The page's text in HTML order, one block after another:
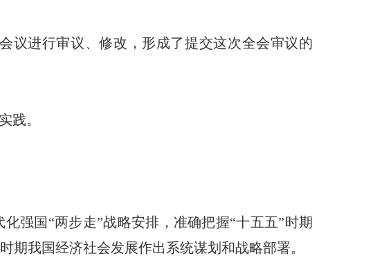
议进行审议、修改，形成了提交这次全会审议的
践。
强国“两步走”战略安排，准确把握“十五五”时期
期我国经济社会发展作出系统谋划和战略部署。